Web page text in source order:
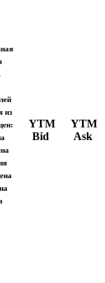
из
YTM
Bid
YTM
Ask